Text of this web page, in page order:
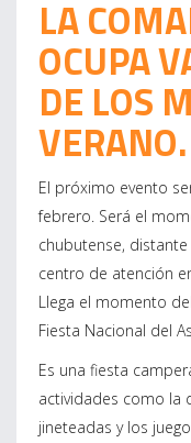
LA
OCUPA
DE LOS
VERANO.
El próximo evento
febrero. Será el
chubutense,
centro de atención
Llega el momento
Fiesta Nacional del
Es una fiesta
actividades como la
jineteadas y los